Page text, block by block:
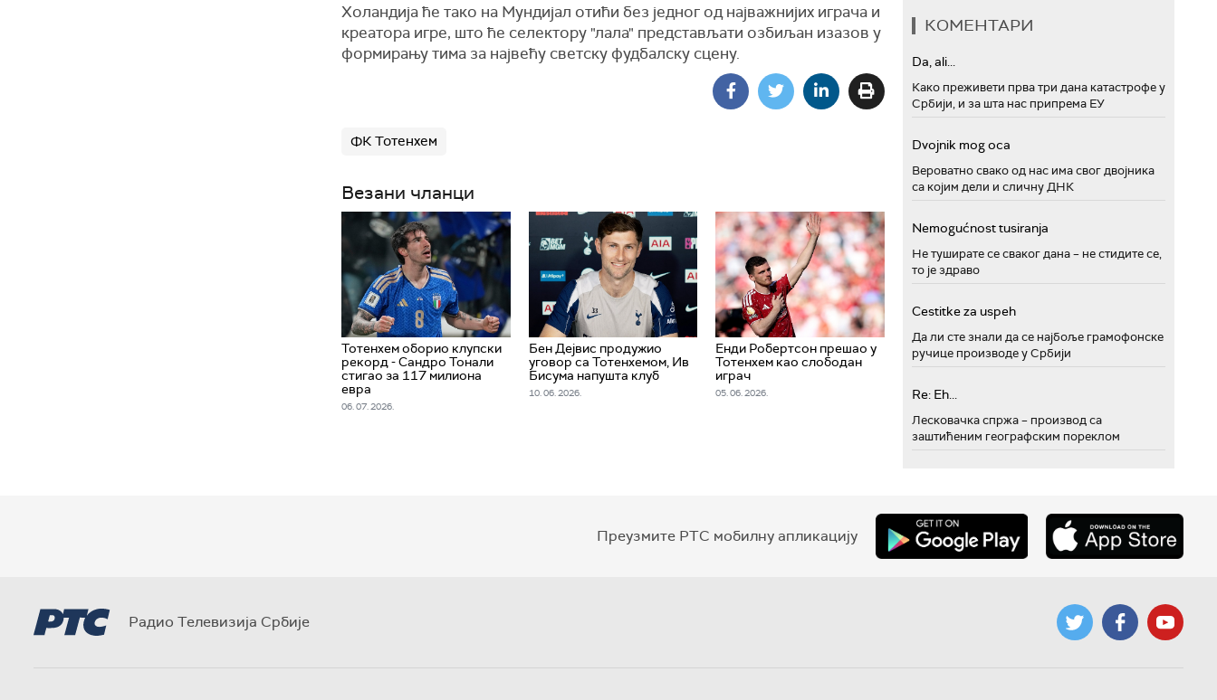
Холандија ће тако на Мундијал отићи без једног од најважнијих играча и
креатора игре, што ће селектору "лала" представљати озбиљан изазов у
формирању тима за највећу светску фудбалску сцену.
ФК Тотенхем
Везани чланци
Тотенхем оборио клупски
рекорд - Сандро Тонали
стигао за 117 милиона
евра
06. 07. 2026.
Бен Дејвис продужио
уговор са Тотенхемом, Ив
Бисума напушта клуб
10. 06. 2026.
Енди Робертсон прешао у
Тотенхем као слободан
играч
05. 06. 2026.
КОМЕНТАРИ
Da, ali...
Како преживети прва три дана катастрофе у
Србији, и за шта нас припрема ЕУ
Dvojnik mog oca
Вероватно свако од нас има свог двојника
са којим дели и сличну ДНК
Nemogućnost tusiranja
Не туширате се сваког дана – не стидите се,
то је здраво
Cestitke za uspeh
Да ли сте знали да се најбоље грамофонске
ручице производе у Србији
Re: Eh...
Лесковачка спржа – производ са
заштићеним географским пореклом
Преузмите РТС мобилну апликацију
Радио Телевизија Србије